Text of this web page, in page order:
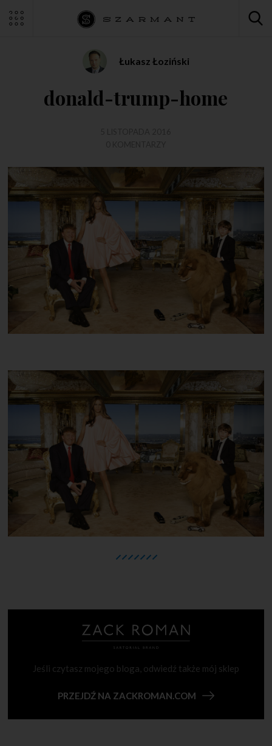
Łukasz Łoziński
donald-trump-home
Jeśli czytasz mojego bloga, odwiedź także mój sklep
PRZEJDŹ NA ZACKROMAN.COM